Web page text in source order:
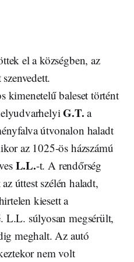
el a községben, az
kimenetelű baleset történt
G.T. a
útvonalon haladt
az 1025-ös házszámú
L.L.-t. A rendőrség
úttest szélén haladt,
kiesett a
L.L. súlyosan megsérült,
meghalt. Az autó
nem volt